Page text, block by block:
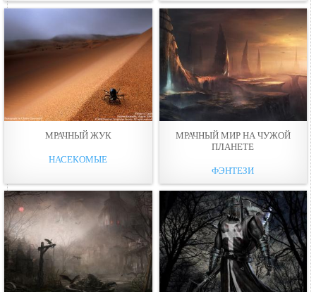
МРАЧНЫЙ ЖУК
НАСЕКОМЫЕ
МРАЧНЫЙ МИР НА ЧУЖОЙ
ПЛАНЕТЕ
ФЭНТЕЗИ